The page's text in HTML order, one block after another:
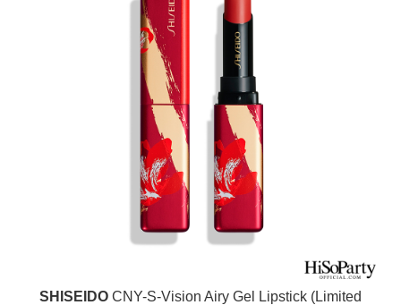
SHISEIDO CNY-S-Vision Airy Gel Lipstick (Limited